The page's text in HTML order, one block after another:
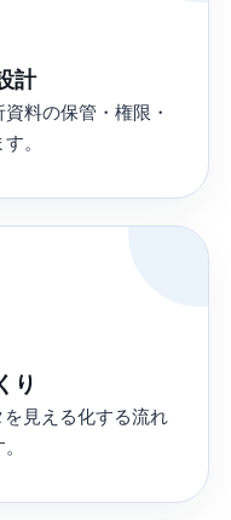
計
料の保管・権限・
。
り
見える化する流れ